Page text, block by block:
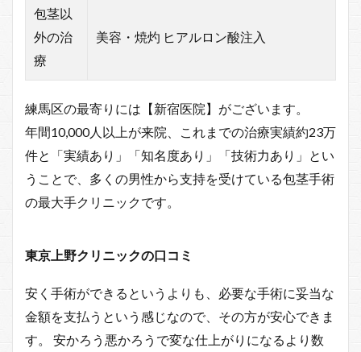
包茎以
外の治
療
美容・焼灼 ヒアルロン酸注入
練馬区の最寄りには【新宿医院】がございます。
年間10,000人以上が来院、これまでの治療実績約23万
件と「実績あり」「知名度あり」「技術力あり」とい
うことで、多くの男性から支持を受けている包茎手術
の最大手クリニックです。
東京上野クリニックの口コミ
安く手術ができるというよりも、必要な手術に妥当な
金額を支払うという感じなので、その方が安心できま
す。 安かろう悪かろうで変な仕上がりになるより数